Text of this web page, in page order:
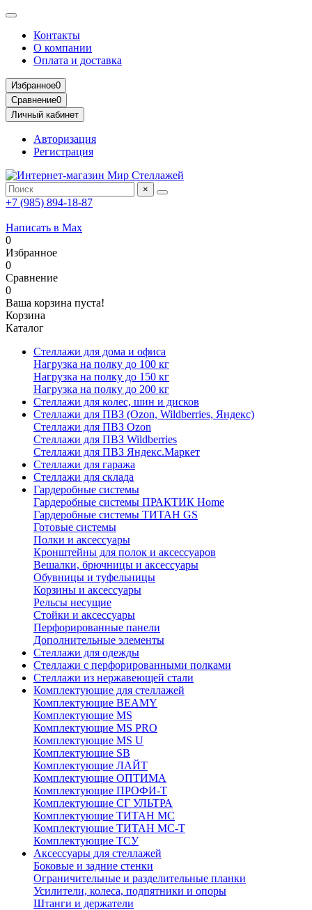
Контакты
О компании
Оплата и доставка
Избранное0
Сравнение0
Личный кабинет
Авторизация
Регистрация
×
+7 (985) 894-18-87
Написать в Max
0
Избранное
0
Сравнение
0
Ваша корзина пуста!
Корзина
Каталог
Стеллажи для дома и офиса
Нагрузка на полку до 100 кг
Нагрузка на полку до 150 кг
Нагрузка на полку до 200 кг
Стеллажи для колес, шин и дисков
Стеллажи для ПВЗ (Ozon, Wildberries, Яндекс)
Стеллажи для ПВЗ Ozon
Стеллажи для ПВЗ Wildberries
Стеллажи для ПВЗ Яндекс.Маркет
Стеллажи для гаража
Стеллажи для склада
Гардеробные системы
Гардеробные системы ПРАКТИК Home
Гардеробные системы ТИТАН GS
Готовые системы
Полки и аксессуары
Кронштейны для полок и аксессуаров
Вешалки, брючницы и аксессуары
Обувницы и туфельницы
Корзины и аксессуары
Рельсы несущие
Стойки и аксессуары
Перфорированные панели
Дополнительные элементы
Стеллажи для одежды
Стеллажи с перфорированными полками
Стеллажи из нержавеющей стали
Комплектующие для стеллажей
Комплектующие BEAMY
Комплектующие MS
Комплектующие MS PRO
Комплектующие MS U
Комплектующие SB
Комплектующие ЛАЙТ
Комплектующие ОПТИМА
Комплектующие ПРОФИ-Т
Комплектующие СГ УЛЬТРА
Комплектующие ТИТАН МС
Комплектующие ТИТАН МС-Т
Комплектующие ТСУ
Аксессуары для стеллажей
Боковые и задние стенки
Ограничительные и разделительные планки
Усилители, колеса, подпятники и опоры
Штанги и держатели